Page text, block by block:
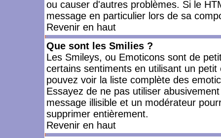
ou causer d'autres problèmes. Si le
message en particulier lors de sa
Revenir en haut
Que sont les Smilies ?
Les Smileys, ou Emoticons sont de
certains sentiments en utilisant un
pouvez voir la liste complète des
Essayez de ne pas utiliser
message illisible et un modérateur
supprimer entièrement.
Revenir en haut